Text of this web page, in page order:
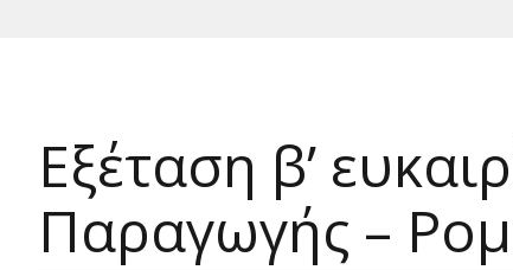
Εξέταση β’
Παραγωγής –